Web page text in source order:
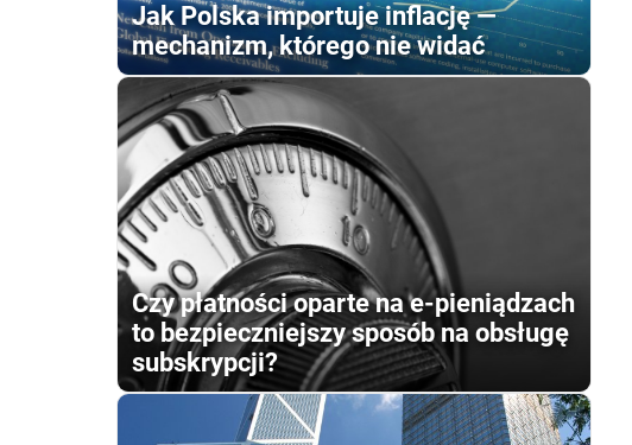
Jak Polska importuje inflację —
mechanizm, którego nie widać
Czy płatności oparte na e-pieniądzach
to bezpieczniejszy sposób na obsługę
subskrypcji?